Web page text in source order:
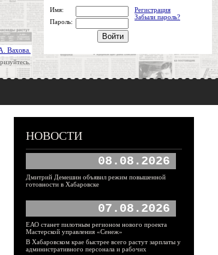
Вахова.
Имя:
Регистрация
Забыли пароль?
Пароль:
НОВОСТИ
08.08.2026
Дмитрий Демешин объявил режим повышенной
готовности в Хабаровске
07.08.2026
ЕАО станет пилотным регионом нового проекта
Мастерской управления «Сенеж»
В Хабаровском крае быстрее всего растут зарплаты у
административного персонала и рабочих